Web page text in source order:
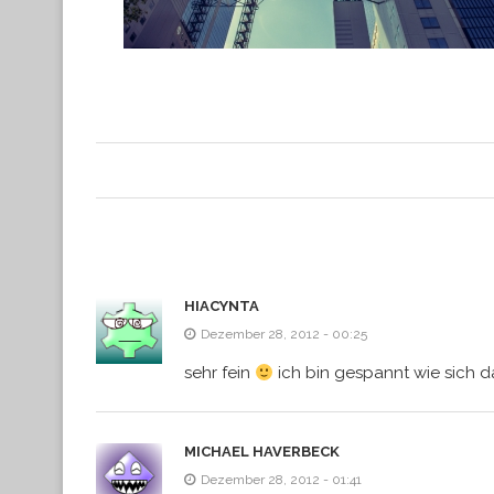
HIACYNTA
Dezember 28, 2012 - 00:25
sehr fein ich bin gespannt wie sich
MICHAEL HAVERBECK
Dezember 28, 2012 - 01:41